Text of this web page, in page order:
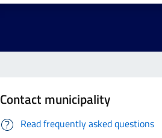
Contact municipality
Read frequently asked questions